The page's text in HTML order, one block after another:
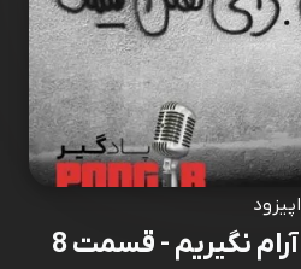
اپیزود
نگیریم - قسمت 8